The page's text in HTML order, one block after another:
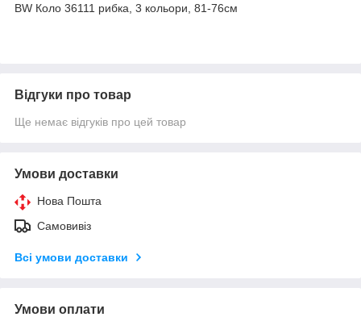
BW Коло 36111 рибка, 3 кольори, 81-76см
Відгуки про товар
Ще немає відгуків про цей товар
Умови доставки
Нова Пошта
Самовивіз
Всі умови доставки
Умови оплати